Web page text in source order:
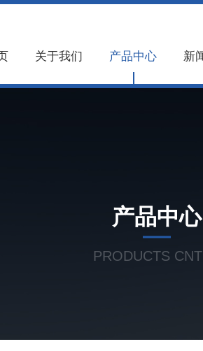
关于我们 产品中心 新
产品中心
PRODUCTS